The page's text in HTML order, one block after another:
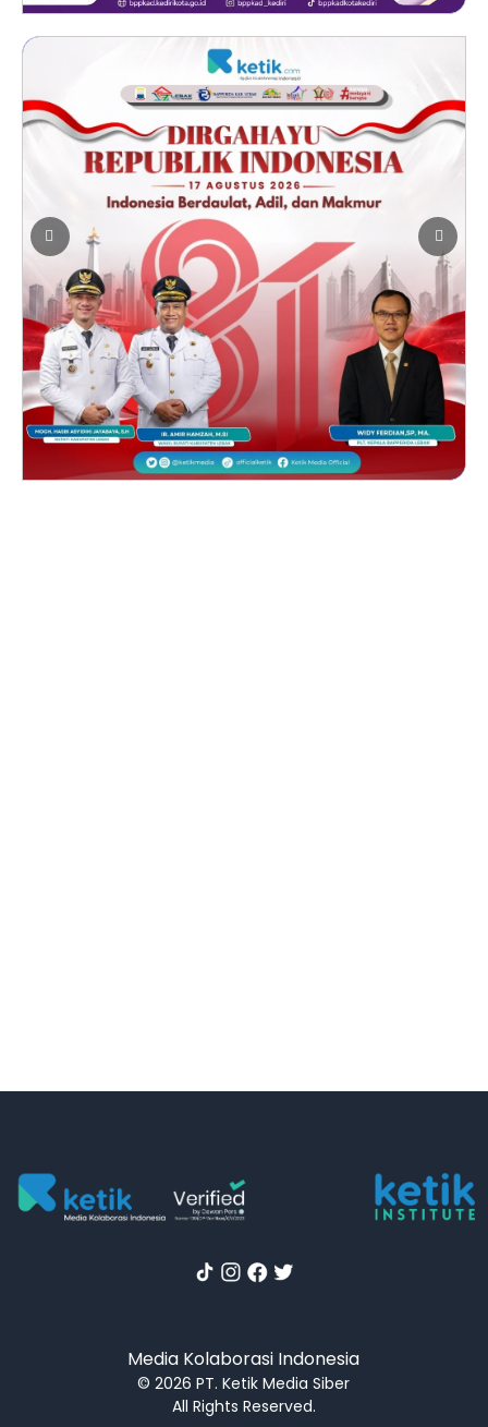
Media Kolaborasi Indonesia
© 2026 PT. Ketik Media Siber
All Rights Reserved.